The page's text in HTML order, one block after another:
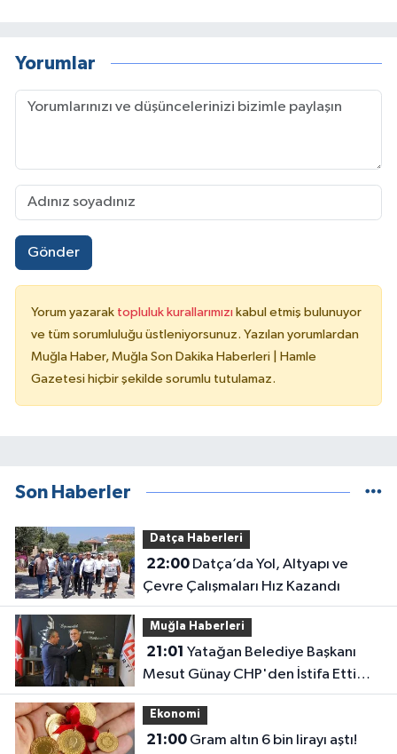
Yorumlar
Gönder
Yorum yazarak topluluk kurallarımızı kabul etmiş bulunuyor
ve tüm sorumluluğu üstleniyorsunuz. Yazılan yorumlardan
Muğla Haber, Muğla Son Dakika Haberleri | Hamle
Gazetesi hiçbir şekilde sorumlu tutulamaz.
Son Haberler
Datça Haberleri
22:00Datça’da Yol, Altyapı ve
Çevre Çalışmaları Hız Kazandı
Muğla Haberleri
21:01
Mesut Günay CHP'den İstifa Etti
Yeni Parti'ye Katıldı
Ekonomi
21:00Gram altın 6 bin lirayı aştı!